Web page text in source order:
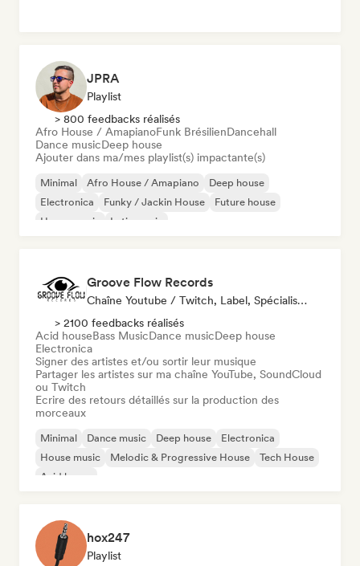
JPRA
Playlist
> 800 feedbacks réalisés
Afro House / AmapianoFunk BrésilienDancehall
Dance musicDeep house
Ajouter dans ma/mes playlist(s) impactante(s)
Minimal Afro House / Amapiano
Deep house
Electronica
Funky / Jackin House
Future house
House music
Latin music
Groove Flow Records
Chaîne Youtube / Twitch, Label, Spécialiste Son
> 2100 feedbacks réalisés
Acid houseBass MusicDance musicDeep house
Electronica
Signer des artistes et/ou sortir leur musique
Partager les artistes sur ma chaîne YouTube, SoundCloud
ou Twitch
Ecrire des retours détaillés sur la production des
morceaux
Minimal Dance music Deep house
Electronica
House music
Melodic & Progressive House
Tech House
Acid house
hox247
Playlist